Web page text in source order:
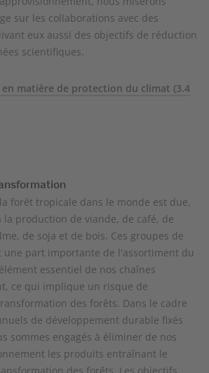
sur les collaborations avec des
eux aussi des objectifs de réduction
scientifiques.
matière de protection du climat (3.4
forêt tropicale dans le monde est due,
production de viande, de café, de
de soja et de bois. Ces groupes de
part importante de l'assortiment du
essentiel de nos chaînes
ce qui implique un risque de
des forêts. Dans le cadre
de développement durable fixés
sommes engagés à éliminer de nos
les produits entraînant le